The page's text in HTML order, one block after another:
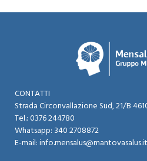
CONTATTI
Strada Circonvallazione Sud, 21/B
Tel.:0376 244780
Whatsapp: 340 2708872
E-mail:info.mensalus@mantovasalus.it